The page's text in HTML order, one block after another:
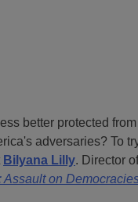
better protected
adversaries? To
Bilyana Lilly. Director
on